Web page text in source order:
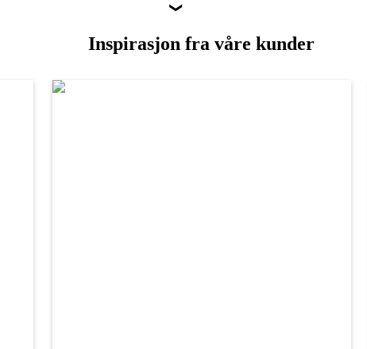
Inspirasjon fra våre kunder